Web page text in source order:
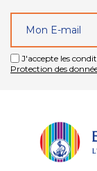
J'accepte les
Protection des